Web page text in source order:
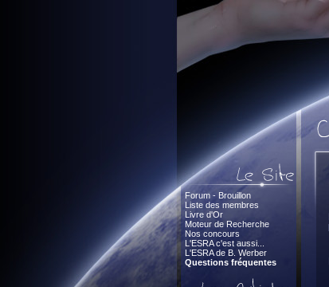
Forum - Brouillon
Liste des membres
Livre d'Or
Moteur de Recherche
Nos concours
L'ESRA c'est aussi...
L'ESRA de B. Werber
Questions fréquentes